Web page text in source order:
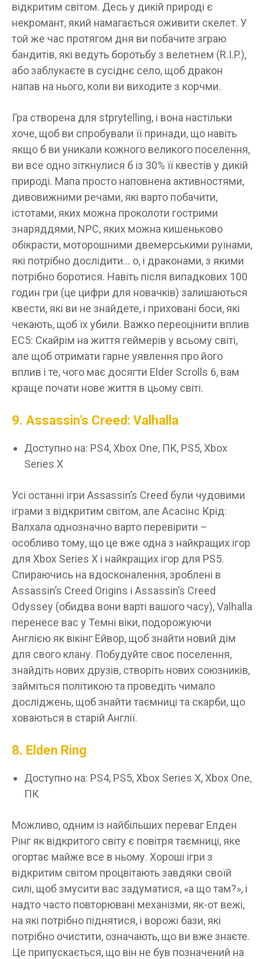
відкритим світом. Десь у дикій природі є
некромант, який намагається оживити скелет. У
той же час протягом дня ви побачите зграю
бандитів, які ведуть боротьбу з велетнем (R.I.P.),
або заблукаєте в сусіднє село, щоб дракон
напав на нього, коли ви виходите з корчми.
Гра створена для stprytelling, і вона настільки
хоче, щоб ви спробували її принади, що навіть
якщо б ви уникали кожного великого поселення,
ви все одно зіткнулися б із 30% її квестів у дикій
природі. Мапа просто наповнена активностями,
дивовижними речами, які варто побачити,
істотами, яких можна проколоти гострими
знаряддями, NPC, яких можна кишеньково
обікрасти, моторошними двемерськими руїнами,
які потрібно дослідити… о, і драконами, з якими
потрібно боротися. Навіть після випадкових 100
годин гри (це цифри для новачків) залишаються
квести, які ви не знайдете, і приховані боси, які
чекають, щоб їх убили. Важко переоцінити вплив
ЕС5: Скайрім на життя геймерів у всьому світі,
але щоб отримати гарне уявлення про його
вплив і те, чого має досягти Elder Scrolls 6, вам
краще почати нове життя в цьому світі.
9. Assassin’s Creed: Valhalla
Доступно на: PS4, Xbox One, ПК, PS5, Xbox
Series X
Усі останні ігри Assassin’s Creed були чудовими
іграми з відкритим світом, але Асасінс Крід:
Валхала однозначно варто перевірити –
особливо тому, що це вже одна з найкращих ігор
для Xbox Series X і найкращих ігор для PS5.
Спираючись на вдосконалення, зроблені в
Assassin’s Creed Origins і Assassin’s Creed
Odyssey (обидва вони варті вашого часу), Valhalla
перенесе вас у Темні віки, подорожуючи
Англією як вікінг Ейвор, щоб знайти новий дім
для свого клану. Побудуйте своє поселення,
знайдіть нових друзів, створіть нових союзників,
займіться політикою та проведіть чимало
досліджень, щоб знайти таємниці та скарби, що
ховаються в старій Англії.
8. Elden Ring
Доступно на: PS4, PS5, Xbox Series X, Xbox One,
ПК
Можливо, одним із найбільших переваг Елден
Рінг як відкритого світу є повітря таємниці, яке
огортає майже все в ньому. Хороші ігри з
відкритим світом процвітають завдяки своїй
силі, щоб змусити вас задуматися, «а що там?», і
надто часто повторювані механізми, як-от вежі,
на які потрібно піднятися, і ворожі бази, які
потрібно очистити, означають, що ви вже знаєте.
Це припускається, що він не був позначений на